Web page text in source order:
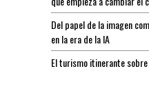
Del papel de la imagen
en la era de la IA
El turismo itinerante